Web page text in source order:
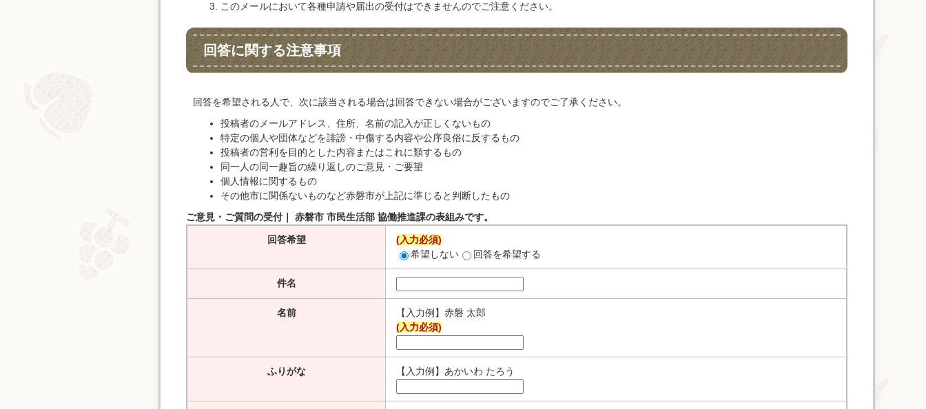
このメールにおいて各種申請や届出の受付はできませんのでご注意ください。
回答に関する注意事項
回答を希望される人で、次に該当される場合は回答できない場合がございますのでご了承ください。
投稿者のメールアドレス、住所、名前の記入が正しくないもの
特定の個人や団体などを誹謗・中傷する内容や公序良俗に反するもの
投稿者の営利を目的とした内容またはこれに類するもの
同一人の同一趣旨の繰り返しのご意見・ご要望
個人情報に関するもの
その他市に関係ないものなど赤磐市が上記に準じると判断したもの
ご意見・ご質問の受付｜ 赤磐市 市民生活部 協働推進課の表組みです。
回答希望
(入力必須)
希望しない
回答を希望する
件名
名前
【入力例】赤磐 太郎
(入力必須)
ふりがな 【入力例】あかいわ たろう